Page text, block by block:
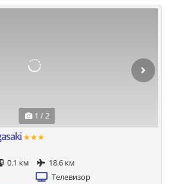
1 / 2
★★★
0.1 км
18.6 км
Телевизор